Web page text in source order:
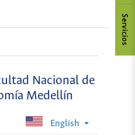
Nacional de
Medellín
English